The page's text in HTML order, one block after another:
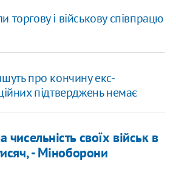
і військову співпрацю
про кончину екс-
підтверджень немає
чисельність своїх військ в
- Міноборони